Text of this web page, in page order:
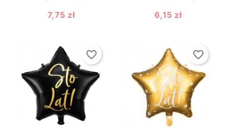
7,75 zł 6,15 zł
shopping_bag 
favorite_border
shopping_bag 
favorite_border